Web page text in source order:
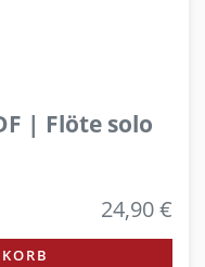
| Flöte solo
24,90 €